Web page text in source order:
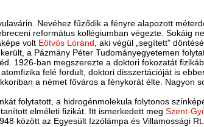
Nevéhez fűződik a fényre alapozott
református kollégiumban végezte. Sokáig
volt Eötvös Lóránd, aki végül „segített”
a Pázmány Péter Tudományegyetemen
1926-ban megszerezte a doktori fokozatát
felé fordult, doktori disszertációját is
a német főváros a fénykorát élte. Nagyon
folytatott, a hidrogénmolekula folytonos
elméleti fizikát. Itt ismerkedett megSzent-
között az Egyesült Izzólámpa és Villamossági